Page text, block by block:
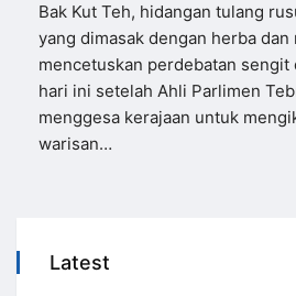
Bak Kut Teh, hidangan tulang
yang dimasak dengan herba dan
mencetuskan perdebatan sengit
hari ini setelah Ahli Parlimen
menggesa kerajaan untuk
warisan…
Latest